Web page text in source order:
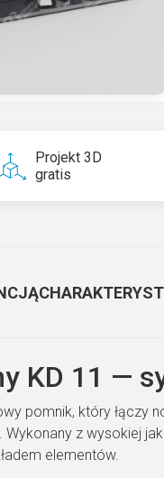
Projekt 3D
gratis
KD 11 —
pomnik, który łączy
z wysokiej
elementów.